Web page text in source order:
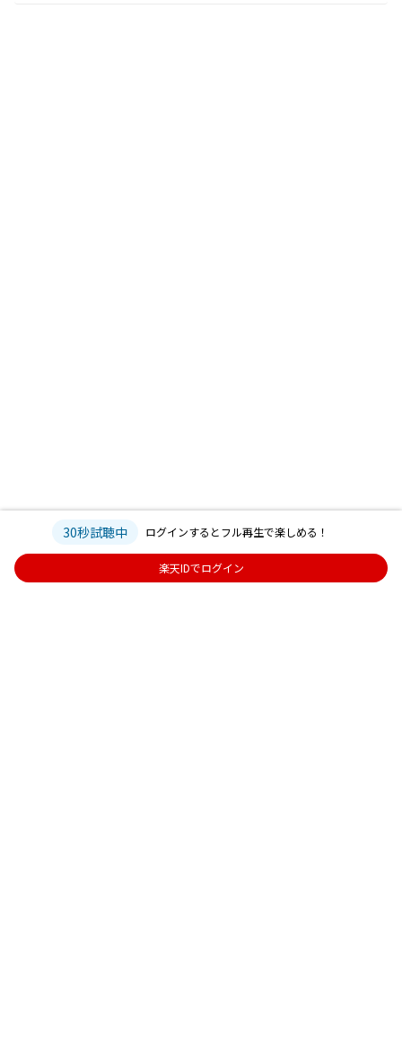
30秒試聴中 ログインするとフル再生で楽しめる！
楽天IDでログイン